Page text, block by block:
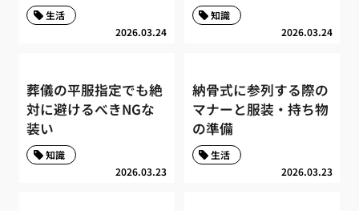
2026.03.24
生活
2026.03.24
知識
葬儀の平服指定でも絶
対に避けるべきNGな
装い
2026.03.23
知識
納骨式に参列する際の
マナーと服装・持ち物
の準備
2026.03.23
生活